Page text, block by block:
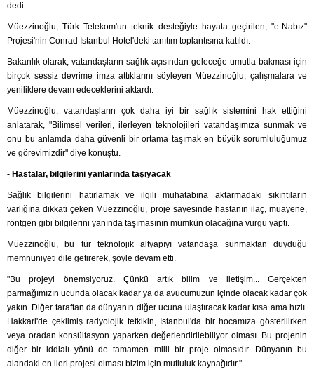
dedi.
Müezzinoğlu, Türk Telekom'un teknik desteğiyle hayata geçirilen, "e-Nabız"
Projesi'nin Conrad İstanbul Hotel'deki tanıtım toplantısına katıldı.
Bakanlık olarak, vatandaşların sağlık açısından geleceğe umutla bakması için
birçok sessiz devrime imza attıklarını söyleyen Müezzinoğlu, çalışmalara ve
yeniliklere devam edeceklerini aktardı.
Müezzinoğlu, vatandaşların çok daha iyi bir sağlık sistemini hak ettiğini
anlatarak, "Bilimsel verileri, ilerleyen teknolojileri vatandaşımıza sunmak ve
onu bu anlamda daha güvenli bir ortama taşımak en büyük sorumluluğumuz
ve görevimizdir" diye konuştu.
- Hastalar, bilgilerini yanlarında taşıyacak
Sağlık bilgilerini hatırlamak ve ilgili muhatabına aktarmadaki sıkıntıların
varlığına dikkati çeken Müezzinoğlu, proje sayesinde hastanın ilaç, muayene,
röntgen gibi bilgilerini yanında taşımasının mümkün olacağına vurgu yaptı.
Müezzinoğlu, bu tür teknolojik altyapıyı vatandaşa sunmaktan duyduğu
memnuniyeti dile getirerek, şöyle devam etti.
"Bu projeyi önemsiyoruz. Çünkü artık bilim ve iletişim... Gerçekten
parmağımızın ucunda olacak kadar ya da avucumuzun içinde olacak kadar çok
yakın. Diğer taraftan da dünyanın diğer ucuna ulaştıracak kadar kısa ama hızlı.
Hakkari'de çekilmiş radyolojik tetkikin, İstanbul'da bir hocamıza gösterilirken
veya oradan konsültasyon yaparken değerlendirilebiliyor olması. Bu projenin
diğer bir iddialı yönü de tamamen milli bir proje olmasıdır. Dünyanın bu
alandaki en ileri projesi olması bizim için mutluluk kaynağıdır."